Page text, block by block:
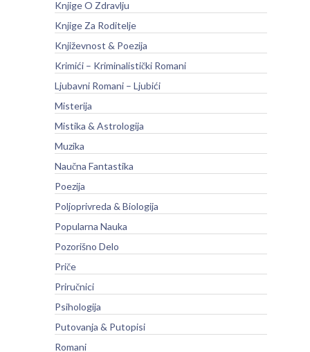
Knjige O Zdravlju
Knjige Za Roditelje
Književnost & Poezija
Krimići – Kriminalistički Romani
Ljubavni Romani – Ljubići
Misterija
Mistika & Astrologija
Muzika
Naučna Fantastika
Poezija
Poljoprivreda & Biologija
Popularna Nauka
Pozorišno Delo
Priče
Priručnici
Psihologija
Putovanja & Putopisi
Romani